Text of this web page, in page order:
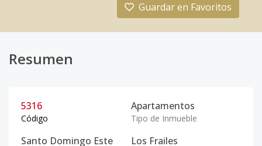
Guardar en Favoritos
Resumen
5316
Código
Apartamentos
Tipo de Inmueble
Santo Domingo Este Los Frailes